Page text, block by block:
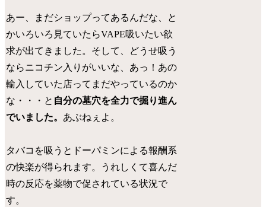
あー、まだショップってあるんだな、と
かいろいろ見ていたらVAPE吸いたい欲
求が出てきました。そして、どうせ吸う
ならニコチン入りがいいな、あっ！あの
輸入していた店ってまだやっているのか
な・・・と 自分の墓穴を全力で掘り進ん
でいました。 あぶねぇよ。
タバコを吸うとドーパミンによる報酬系
の快楽が得られます。うれしくて喜んだ
時の反応を薬物で促されている状況で
す。